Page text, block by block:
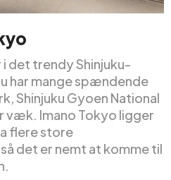
det trendy Shinjuku-
har mange spændende
Shinjuku Gyoen National
væk. Imano Tokyo ligger
flere store
det er nemt at komme til